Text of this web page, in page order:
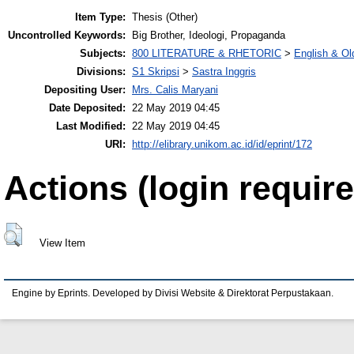
Item Type: Thesis (Other)
Uncontrolled Keywords:
Big Brother, Ideologi, Propaganda
Subjects: 800 LITERATURE & RHETORIC > English &
Divisions: S1 Skripsi > Sastra Inggris
Depositing User:
Mrs. Calis Maryani
Date Deposited: 22 May 2019 04:45
Last Modified: 22 May 2019 04:45
URI:
http://elibrary.unikom.ac.id/id/eprint/172
Actions (login
View Item
Engine by Eprints. Developed by Divisi Website & Direktorat Perpustakaan.